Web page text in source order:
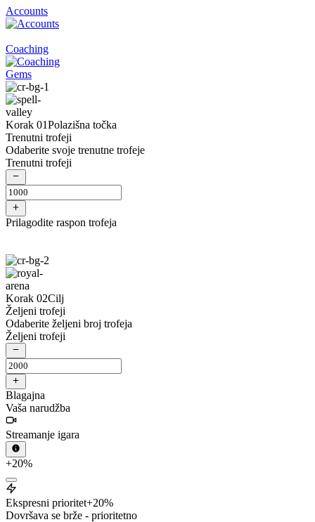
Accounts
Coaching
Gems
Korak 01Polazišna točka
Trenutni trofeji
Odaberite svoje trenutne trofeje
Trenutni trofeji
Prilagodite raspon trofeja
Korak 02Cilj
Željeni trofeji
Odaberite željeni broj trofeja
Željeni trofeji
Blagajna
Vaša narudžba
Streamanje igara
+20%
Ekspresni prioritet+20%
Dovršava se brže - prioritetno